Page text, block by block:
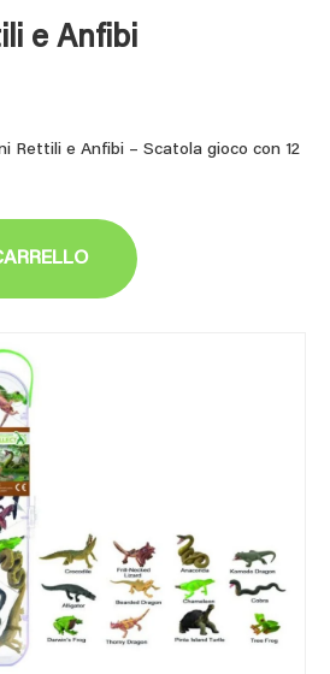
e Anfibi
Rettili e Anfibi – Scatola gioco con 12